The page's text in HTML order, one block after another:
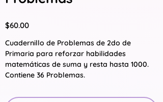
Precio
$60.00
Cuadernillo de Problemas de 2do de
Primaria para reforzar habilidades
matemáticas de suma y resta hasta 1000.
Contiene 36 Problemas.